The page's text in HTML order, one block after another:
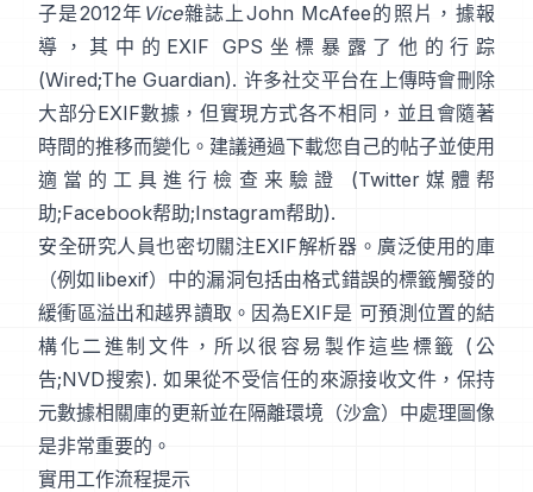
子是2012年 Vice雜誌上John McAfee的照片，據報
導，其中的EXIF GPS坐標暴露了他的行踪
(Wired;The Guardian). 许多社交平台在上傳時會刪除
大部分EXIF數據，但實現方式各不相同，並且會隨著
時間的推移而變化。建議通過下載您自己的帖子並使用
適當的工具進行檢查来驗證 (Twitter媒體帮
助;Facebook帮助;Instagram帮助).
安全研究人員也密切關注EXIF解析器。廣泛使用的庫
（例如libexif）中的漏洞包括由格式錯誤的標籤觸發的
緩衝區溢出和越界讀取。因為EXIF是 可預測位置的結
構化二進制文件，所以很容易製作這些標籤 ( 公
告;NVD搜索). 如果從不受信任的來源接收文件，保持
元數據相關庫的更新並在隔離環境（沙盒）中處理圖像
是非常重要的。
實用工作流程提示